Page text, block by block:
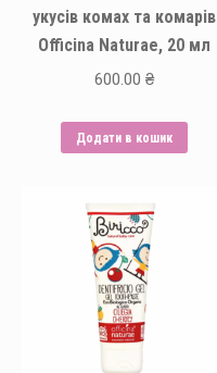
укусів комах та комарів
Officina Naturae, 20 мл
600.00 ₴
Додати в кошик